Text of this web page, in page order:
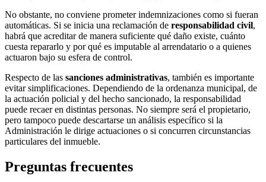
No obstante, no conviene prometer indemnizaciones como si fueran
automáticas. Si se inicia una reclamación de responsabilidad civil,
habrá que acreditar de manera suficiente qué daño existe, cuánto
cuesta repararlo y por qué es imputable al arrendatario o a quienes
actuaron bajo su esfera de control.
Respecto de las sanciones administrativas, también es importante
evitar simplificaciones. Dependiendo de la ordenanza municipal, de
la actuación policial y del hecho sancionado, la responsabilidad
puede recaer en distintas personas. No siempre será el propietario,
pero tampoco puede descartarse un análisis específico si la
Administración le dirige actuaciones o si concurren circunstancias
particulares del inmueble.
Preguntas frecuentes